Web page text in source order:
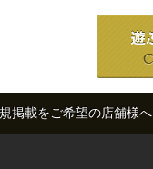
掲載をご希望の店舗様へ